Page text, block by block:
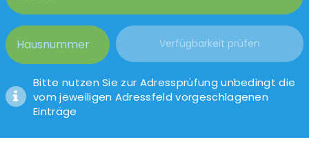
Bitte nutzen Sie zur Adressprüfung unbedingt die
vom jeweiligen Adressfeld vorgeschlagenen
Einträge